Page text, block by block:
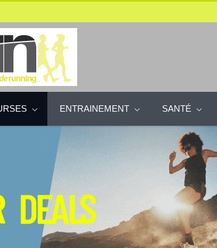
ENTRAINEMENT SANTÉ